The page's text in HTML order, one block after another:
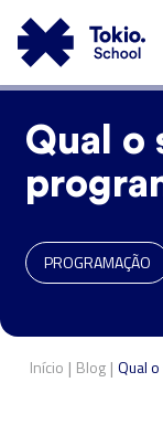
Qual o
PROGRAMAÇÃO
Início | Blog | Qual